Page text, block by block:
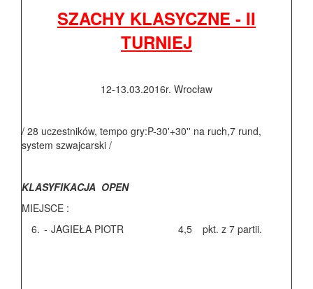
SZACHY KLASYCZNE - II
TURNIEJ
12-13.03.2016r. Wrocław
/ 28 uczestników, tempo gry:P-30'+30'' na ruch,7 rund,
system szwajcarski /
KLASYFIKACJA OPEN
MIEJSCE :
6. - JAGIEŁA PIOTR 4,5 pkt. z 7 partii.